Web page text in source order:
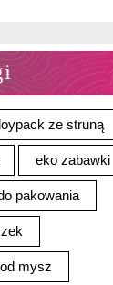
ze struną
eko zabawki
pakowania
mysz